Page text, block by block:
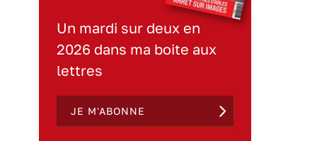
Un mardi sur deux en
2026 dans ma boite aux
lettres
JE M'ABONNE